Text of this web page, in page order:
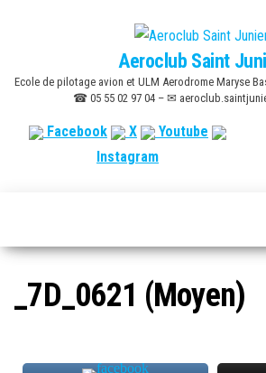
content
Aeroclub Saint
Ecole de pilotage avion et ULM Aerodrome Maryse
☎ 05 55 02 97 04 – ✉
Facebook X
Youtube
Instagram
_7D_0621 (Moyen)